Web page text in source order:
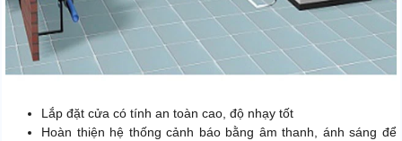
Lắp đặt cửa có tính an toàn cao, độ nhạy tốt
Hoàn thiện hệ thống cảnh báo bằng âm thanh, ánh sáng để